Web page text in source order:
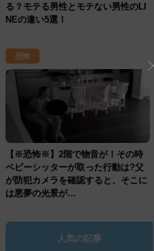
る？モテる男性とモテない男性のLI
NEの違い5選！
恐怖
【※恐怖※】2階で物音が！その時
ベビーシッターが取った行動は?父
が防犯カメラを確認すると、そこに
は悪夢の光景が…
人気の記事